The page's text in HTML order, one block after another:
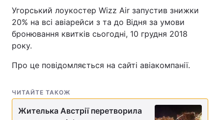
Угорський лоукостер Wizz Air запустив знижки
20% на всі авіарейси з та до Відня за умови
бронювання квитків сьогодні, 10 грудня 2018
року.
Про це повідомляється на сайті авіакомпанії.
ЧИТАЙТЕ ТАКОЖ
Жителька Австрії перетворила